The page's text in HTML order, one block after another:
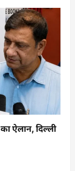
ऐलान, दिल्ली